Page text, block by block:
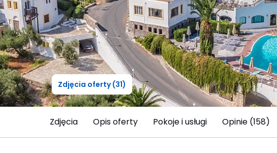
Zdjęcia oferty (31)
Zdjęcia Opis oferty Pokoje i usługi Opinie (158)